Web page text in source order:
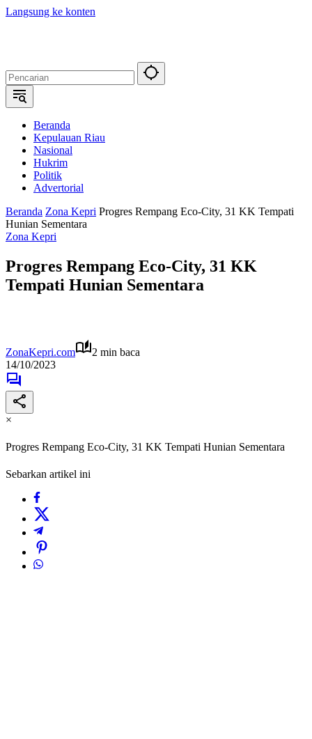
Langsung ke konten
Beranda
Kepulauan Riau
Nasional
Hukrim
Politik
Advertorial
Beranda Zona Kepri Progres Rempang Eco-City, 31 KK Tempati
Hunian Sementara
Zona Kepri
Progres Rempang Eco-City, 31 KK
Tempati Hunian Sementara
ZonaKepri.com
2 min baca
14/10/2023
×
Progres Rempang Eco-City, 31 KK Tempati Hunian Sementara
Sebarkan artikel ini